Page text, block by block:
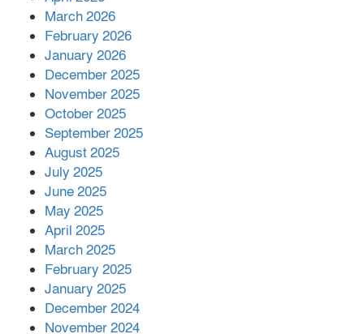
পর ফোন তারেক রহমানের,গ্যাস সঙ্কট
March 2026
February 2026
January 2026
December 2025
November 2025
October 2025
September 2025
August 2025
July 2025
June 2025
May 2025
April 2025
March 2025
February 2025
January 2025
December 2024
November 2024